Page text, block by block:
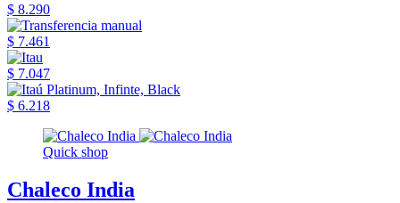
$ 8.290
$ 7.461
$ 7.047
$ 6.218
Quick shop
Chaleco India